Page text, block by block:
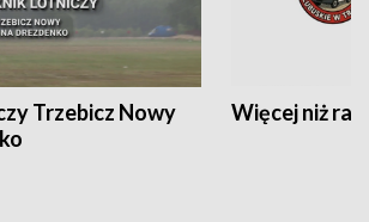
Trzebicz Nowy
Więcej niż rajd